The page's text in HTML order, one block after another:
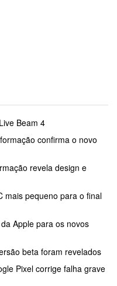
Beam 4
confirma o novo
revela design e
mais pequeno para o final
Apple para os novos
beta foram revelados
Pixel corrige falha grave